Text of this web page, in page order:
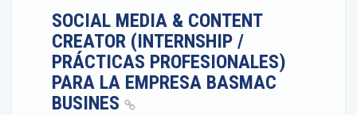
SOCIAL MEDIA & CONTENT
CREATOR (INTERNSHIP /
PRÁCTICAS PROFESIONALES)
PARA LA EMPRESA BASMAC
BUSINES